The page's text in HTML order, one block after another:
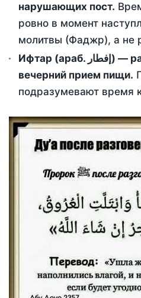
нарушающих пост.
ровно в момент
молитвы (Фаджр), а не
Ифтар (араб. إفطار) — разговение - это
вечерний прием пищи.
подразумевают время